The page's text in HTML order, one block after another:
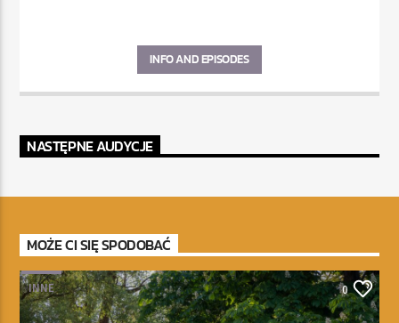
INFO AND EPISODES
NASTĘPNE AUDYCJE
MOŻE CI SIĘ SPODOBAĆ
INNE 0